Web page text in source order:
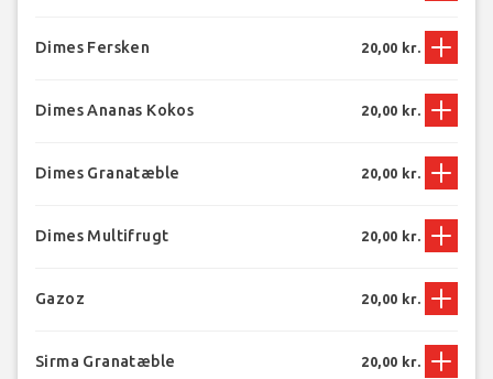
Dimes Fersken 20,00 kr.
Dimes Ananas Kokos 20,00 kr.
Dimes Granatæble 20,00 kr.
Dimes Multifrugt 20,00 kr.
Gazoz 20,00 kr.
Sirma Granatæble 20,00 kr.